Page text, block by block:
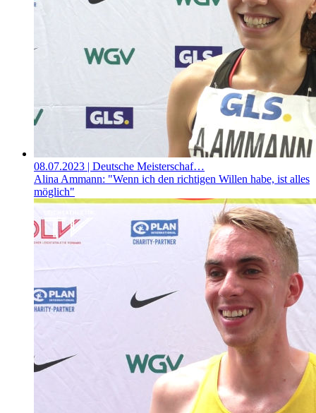
08.07.2023 | Deutsche Meisterschaf…
Alina Ammann: "Wenn ich den richtigen Willen habe, ist alles
möglich"